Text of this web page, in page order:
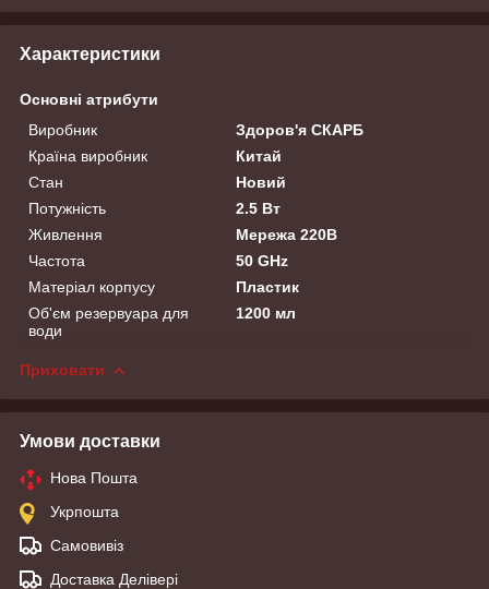
Характеристики
Основні атрибути
Виробник
Здоров'я СКАРБ
Країна виробник
Китай
Стан
Новий
Потужність
2.5 Вт
Живлення
Мережа 220В
Частота
50 GHz
Матеріал корпусу
Пластик
Об'єм резервуара для
води
1200 мл
Приховати
Умови доставки
Нова Пошта
Укрпошта
Самовивіз
Доставка Делівері